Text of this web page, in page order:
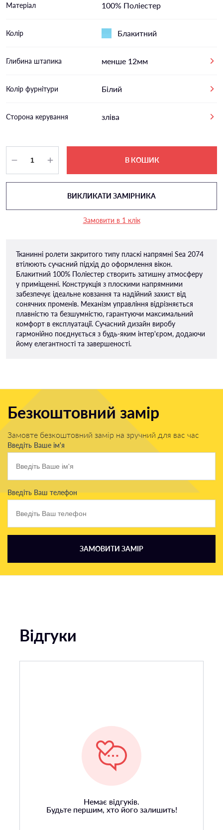
Матеріал 100% Поліестер
Колір Блакитний
Глибина штапика менше 12мм
Колір фурнітури Білий
Сторона керування зліва
В КОШИК
ВИКЛИКАТИ ЗАМІРНИКА
Замовити в 1 клік
Тканинні ролети закритого типу пласкі напрямні Sea 2074
втілюють сучасний підхід до оформлення вікон.
Блакитний 100% Поліестер створить затишну атмосферу
у приміщенні. Конструкція з плоскими напрямними
забезпечує ідеальне ковзання та надійний захист від
сонячних променів. Механізм управління відрізняється
плавністю та безшумністю, гарантуючи максимальний
комфорт в експлуатації. Сучасний дизайн виробу
гармонійно поєднується з будь-яким інтер'єром, додаючи
йому елегантності та завершеності.
Безкоштовний замір
Замовте безкоштовний замір на зручний для вас час
Введіть Ваше ім'я
Введіть Ваш телефон
ЗАМОВИТИ ЗАМІР
Відгуки
Немає відгуків.
Будьте першим, хто його залишить!